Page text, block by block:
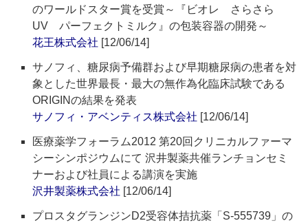
のワールドスター賞を受賞～『ビオレ さらさら
UV パーフェクトミルク』の包装容器の開発～
花王株式会社 [12/06/14]
サノフィ、糖尿病予備群および早期糖尿病の患者を対
象とした世界最長・最大の無作為化臨床試験である
ORIGINの結果を発表
サノフィ・アベンティス株式会社 [12/06/14]
医療薬学フォーラム2012 第20回クリニカルファーマ
シーシンポジウムにて 沢井製薬共催ランチョンセミ
ナーおよび社員による講演を実施
沢井製薬株式会社 [12/06/14]
プロスタグランジンD2受容体拮抗薬「S-555739」の